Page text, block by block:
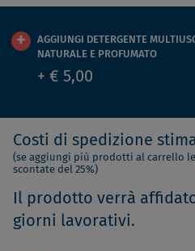
AGGIUNGI DETERGENTE
NATURALE E PROFUMATO
+ € 5,00
Costi di spedizione
(se aggiungi più prodotti al carrello
scontate del 25%)
Il prodotto verrà
giorni lavorativi.